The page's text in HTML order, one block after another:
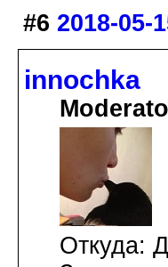
#6 2018-05-
innochka
Откуда: